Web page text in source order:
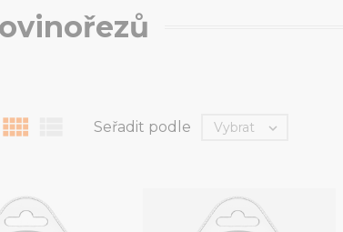
 Seřadit podle Vybrat 